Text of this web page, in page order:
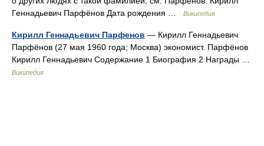
Геннадьевич Парфёнов Дата рождения …
Википедия
Кирилл Геннадьевич Парфенов — Кирилл Геннадьевич
Парфёнов (27 мая 1960 года; Москва) экономист. Парфёнов
Кирилл Геннадьевич Содержание 1 Биография 2 Награды …
Википедия